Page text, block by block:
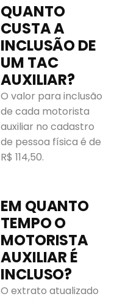
QUANTO
CUSTA A
INCLUSÃO DE
UM TAC
AUXILIAR?
O valor para inclusão
de cada motorista
auxiliar no cadastro
de pessoa física é de
R$ 114,50.
EM QUANTO
TEMPO O
MOTORISTA
AUXILIAR É
INCLUSO?
O extrato atualizado